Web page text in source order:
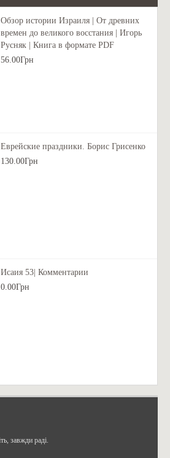
Обзор истории Израиля | От древних
времен до великого восстания | Игорь
Русняк | Книга в формате PDF
56.00Грн
Еврейские праздники. Борис Грисенко
130.00Грн
Исаия 53| Комментарии
0.00Грн
завжди раді.